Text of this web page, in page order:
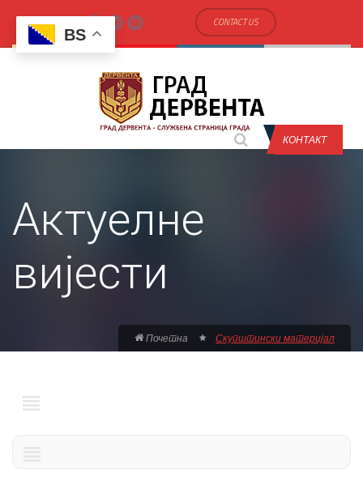
CONTACT US
КОНТАКТ
Актуелне
вијести
Почетна Скупштински материјал
BS